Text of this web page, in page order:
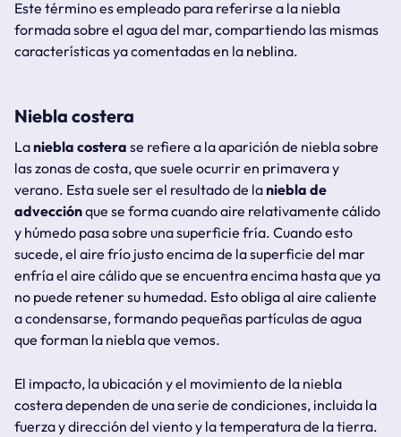
Este término es empleado para referirse a la niebla
formada sobre el agua del mar, compartiendo las mismas
características ya comentadas en la neblina.
Niebla costera
Laniebla costera se refiere a la aparición de niebla sobre
las zonas de costa, que suele ocurrir en primavera y
verano. Esta suele ser el resultado de laniebla de
advecciónque se forma cuando aire relativamente cálido
y húmedo pasa sobre una superficie fría. Cuando esto
sucede, el aire frío justo encima de la superficie del mar
enfría el aire cálido que se encuentra encima hasta que ya
no puede retener su humedad. Esto obliga al aire caliente
a condensarse, formando pequeñas partículas de agua
que forman la niebla que vemos.
El impacto, la ubicación y el movimiento de la niebla
costera dependen de una serie de condiciones, incluida la
fuerza y ​​dirección del viento y la temperatura de la tierra.